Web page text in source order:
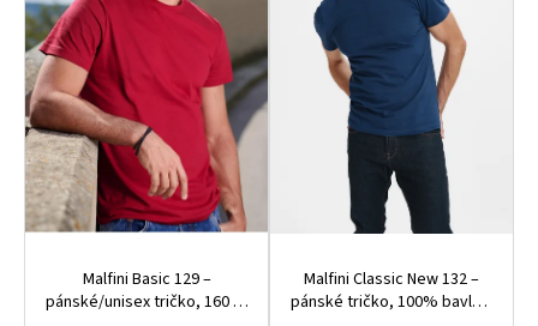
p
r
o
d
u
k
t
ů
Malfini Basic 129 –
pánské/unisex tričko, 160 g,
Malfini Classic New 132 –
pánské tričko, 100% bavlna,